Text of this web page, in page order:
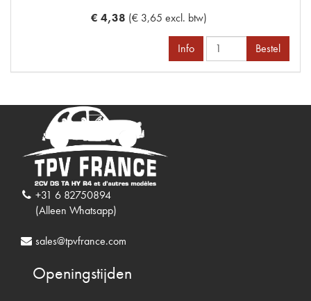
€ 4,38 (€ 3,65 excl. btw)
Info Bestel
+31 6 82750894
(Alleen Whatsapp)
sales@tpvfrance.com
Openingstijden